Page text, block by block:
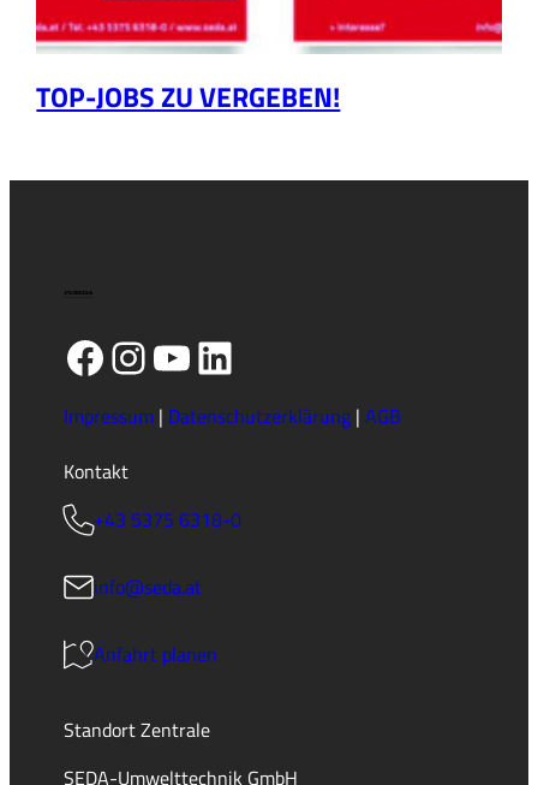
TOP-JOBS ZU VERGEBEN!
Facebook
Instagram
YouTube
LinkedIn
Impressum| Datenschutzerklärung| AGB
Kontakt
+43 5375 6318-0
info@seda.at
Anfahrt planen
Standort Zentrale
SEDA-Umwelttechnik GmbH